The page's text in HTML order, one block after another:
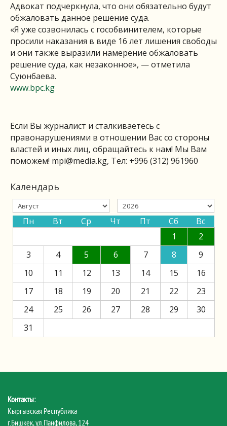
Адвокат подчеркнула, что они обязательно будут
обжаловать данное решение суда.
«Я уже созвонилась с гособвинителем, которые
просили наказания в виде 16 лет лишения свободы
и они также выразили намерение обжаловать
решение суда, как незаконное», — отметила
Суюнбаева.
www.bpc.kg
Если Вы журналист и сталкиваетесь с
правонарушениями в отношении Вас со стороны
властей и иных лиц, обращайтесь к нам! Мы Вам
поможем! mpi@media.kg, Тел: +996 (312) 961960
Календарь
Пн Вт Ср Чт Пт Сб
Вс
1
2
3
4 5 6 7 8
9
10
11 12 13 14 15
16
17
18 19 20 21 22
23
24
25 26 27 28 29
30
31
Контакты:
Кыргызская Республика
г.Бишкек, ул.Панфилова, 124